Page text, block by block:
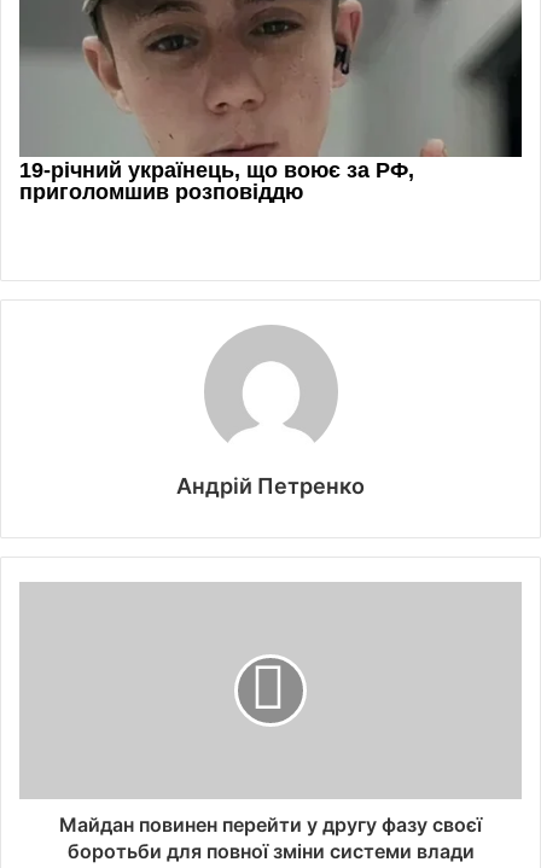
Андрій Петренко
Майдан повинен перейти у другу фазу своєї
боротьби для повної зміни системи влади